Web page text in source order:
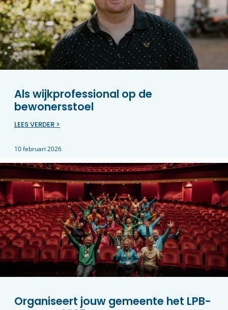
Als wijkprofessional op de
bewonersstoel
LEES VERDER >
10 februari 2026
Organiseert jouw gemeente het LPB-